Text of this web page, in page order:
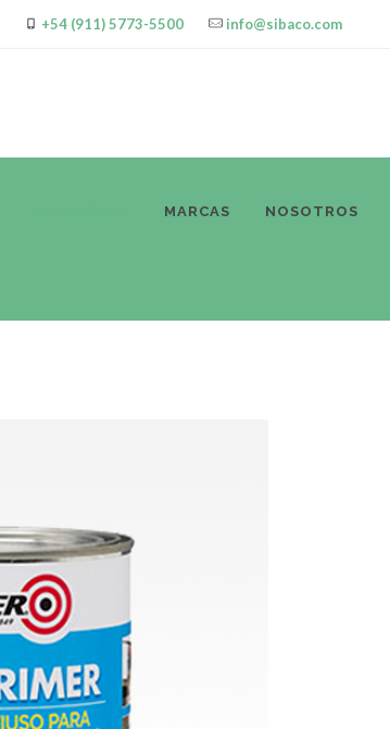
+54 (911) 5773-5500 info@sibaco.com
MARCAS NOSOTROS